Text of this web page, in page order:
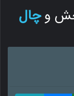
وچال